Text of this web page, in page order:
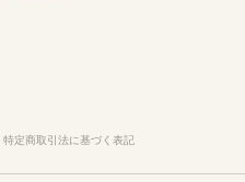
特定商取引法に基づく表記